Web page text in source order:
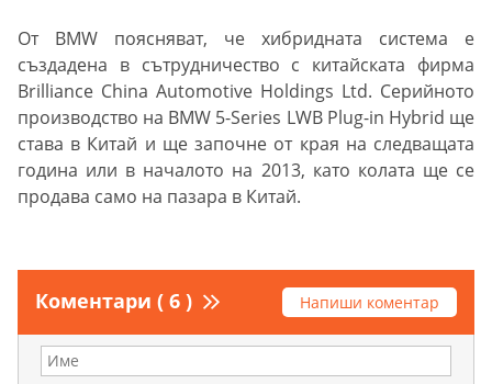
От BMW поясняват, че хибридната система е
създадена в сътрудничество с китайската фирма
Brilliance China Automotive Holdings Ltd. Серийното
производство на BMW 5-Series LWB Plug-in Hybrid ще
става в Китай и ще започне от края на следващата
година или в началото на 2013, като колата ще се
продава само на пазара в Китай.
Коментари ( 6 ) Напиши коментар